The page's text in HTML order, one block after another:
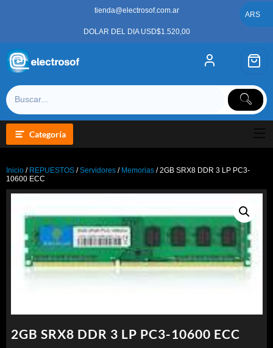
tienda@electrosof.com.ar
DOLAR DEL DIA USD$1.520,00
Categoría
Inicio / REPUESTOS /Servidores / Memorias / 2GB SRX8 DDR 3 LP PC3-
10600 ECC
2GB SRX8 DDR 3 LP PC3-10600 ECC
ARS